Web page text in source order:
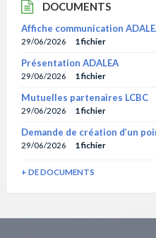
DOCUMENTS
Affiche communication
29/06/2026 1 fichier
Présentation ADALEA
29/06/2026 1 fichier
Mutuelles partenaires LCBC
29/06/2026 1 fichier
Demande de création d’un
29/06/2026 1 fichier
+ DE DOCUMENTS